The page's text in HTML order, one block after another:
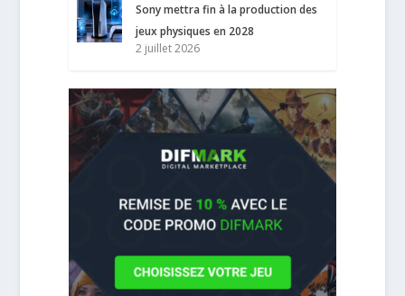
Sony mettra fin à la production des
jeux physiques en 2028
2 juillet 2026